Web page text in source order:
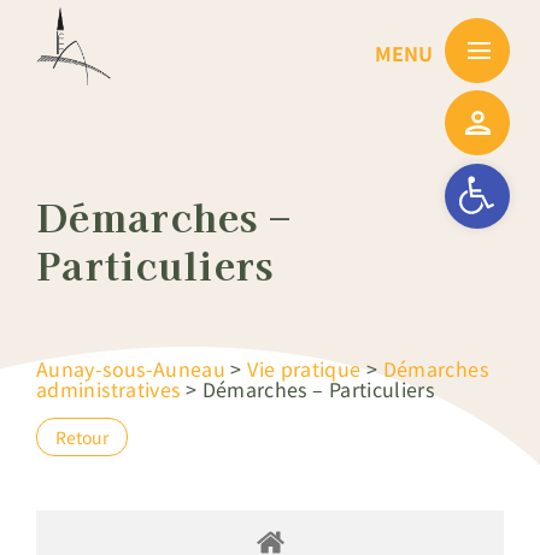
Ouvrir la
Démarches –
Particuliers
Aunay-sous-Auneau >Vie pratique>Démarches
administratives > Démarches – Particuliers
Retour